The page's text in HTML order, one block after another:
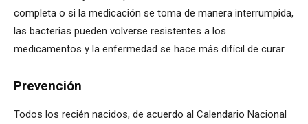
completa o si la medicación se toma de manera interrumpida,
las bacterias pueden volverse resistentes a los
medicamentos y la enfermedad se hace más difícil de curar.
Prevención
Todos los recién nacidos, de acuerdo al Calendario Nacional